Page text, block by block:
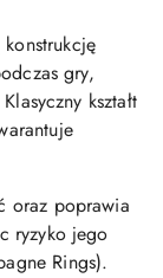
gry,
kształt
oraz poprawia
ryzyko jego
Rings).